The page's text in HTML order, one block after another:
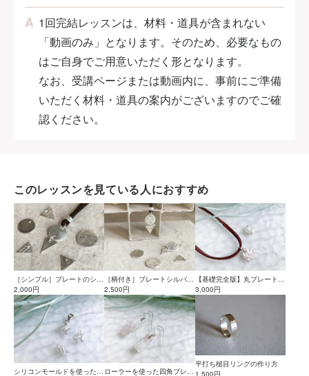
1回完結レッスンは、材料・道具が含まれない
「動画のみ」となります。そのため、必要なもの
はご自身でご用意いただく形となります。
なお、受講ページまたは動画内に、事前にご準備
いただく材料・道具の案内がございますのでご確
認ください。
このレッスンを見ている人におすすめ
［シンプル］プレートのシル
バーアクセサリーの作り方
(基礎編)
2,000円
［柄付き］プレートシルバー
のアクセサリー作り方(基礎
編)
2,500円
【基礎完全版】丸プレートチ
ャームの作り方/基本道具の
使い方
3,000円
シリコンモールドを使ったア
ローラーを使った四角プレー
平打ち槌目リングの作り方
1,500円